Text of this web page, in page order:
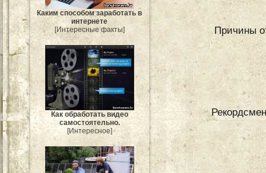
Каким способом заработать в
интернете
[Интересные факты]
Как обработать видео
самостоятельно.
[Интересное]
Причины